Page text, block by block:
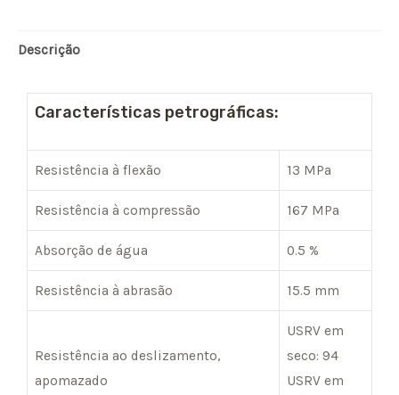
Descrição
Características petrográficas:
Resistência à flexão 13 MPa
Resistência à compressão 167 MPa
Absorção de água 0.5 %
Resistência à abrasão 15.5 mm
Resistência ao deslizamento,
apomazado
USRV em
seco: 94
USRV em